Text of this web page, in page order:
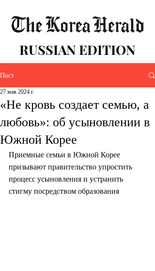
RUSSIAN EDITION
Пост
«Не кровь создает семью, а
любовь»: об усыновлении в
Южной Корее
27 мая 2024 г.
Приемные семьи в Южной Корее
призывают правительство упростить
процесс усыновления и устранить
стигму посредством образования